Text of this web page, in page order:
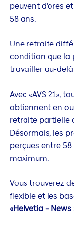
peuvent d’ores
58 ans.
Une retraite
condition que la
travailler au-delà
Avec «AVS 21»,
obtiennent en
retraite partielle
Désormais, les
perçues entre
maximum.
Vous trouverez
flexible et les
«Helvetia –